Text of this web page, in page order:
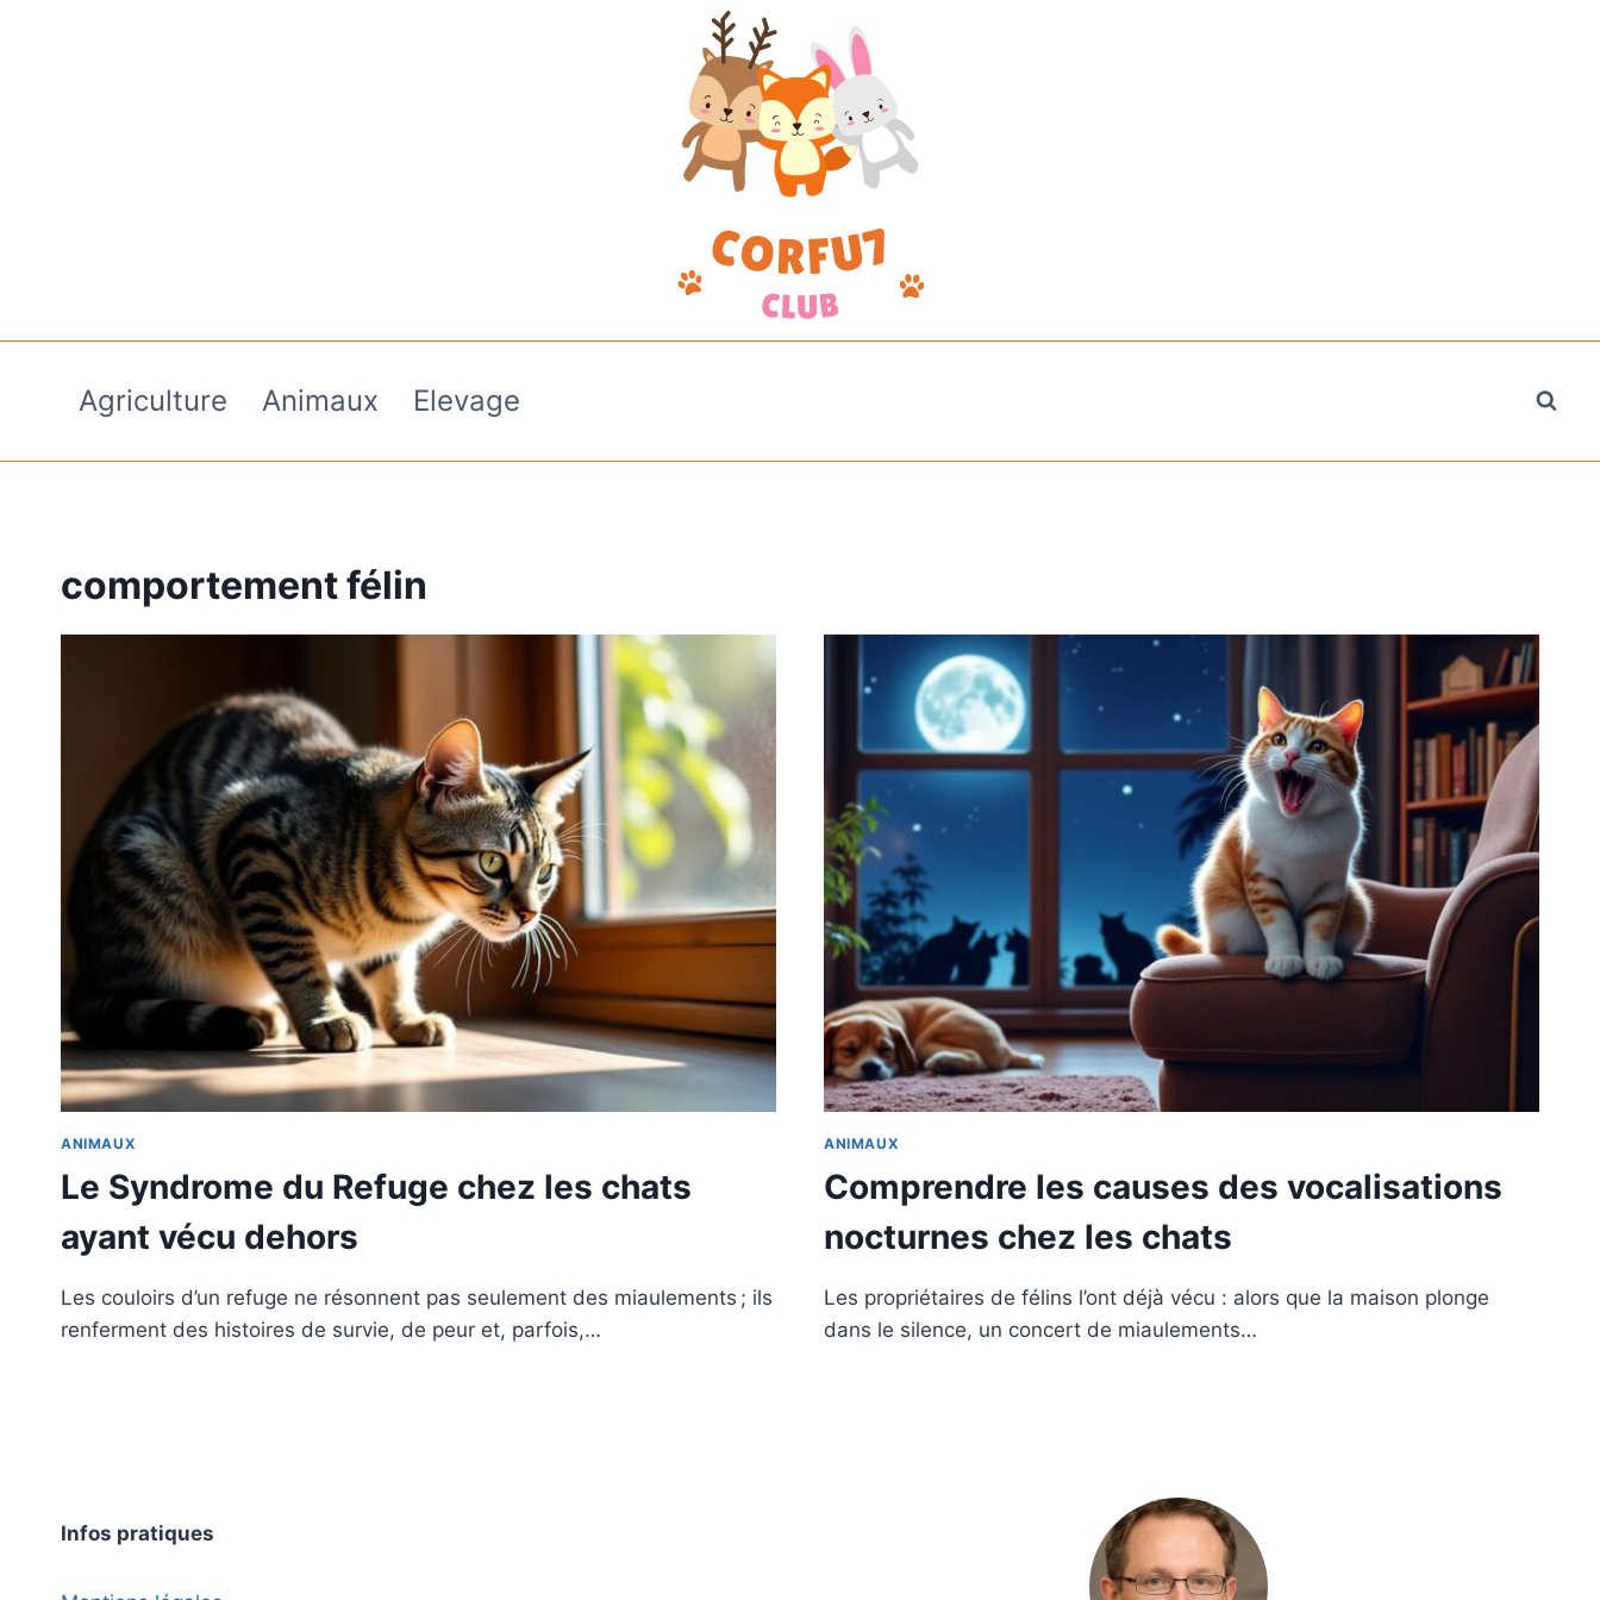
Agriculture Animaux Elevage
comportement félin
ANIMAUX
Le Syndrome du Refuge chez les chats
ayant vécu dehors
Les couloirs d’un refuge ne résonnent pas seulement des miaulements ; ils
renferment des histoires de survie, de peur et, parfois,…
ANIMAUX
Comprendre les causes des vocalisations
nocturnes chez les chats
Les propriétaires de félins l’ont déjà vécu : alors que la maison plonge
dans le silence, un concert de miaulements…
Infos pratiques